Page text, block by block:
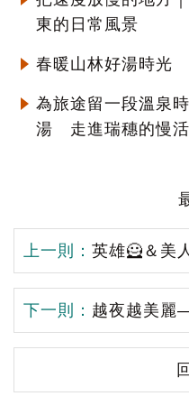
東的日常風景
春暖山林好湯時光
為旅途留一段溫泉
湯 走進瑞穗的慢活
上一則： 英雄🦸＆美人💃，我都要！
下一則： 越夜越美麗—